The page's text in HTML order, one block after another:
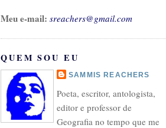
Meu e-mail: sreachers@gmail.com
QUEM SOU EU
SAMMIS REACHERS
Poeta, escritor, antologista,
editor e professor de
Geografia no tempo que me